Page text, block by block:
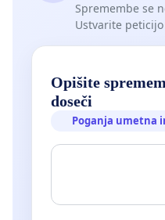
Spremembe se
Ustvarite
Opišite
doseči
Poganja umetna